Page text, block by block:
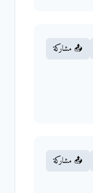
📤 مشاركة
📤 مشاركة